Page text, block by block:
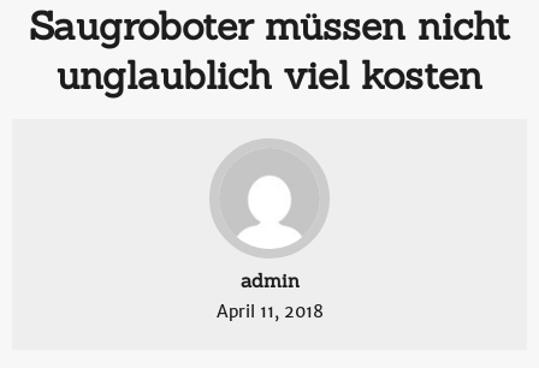
Saugroboter müssen nicht
unglaublich viel kosten
admin
April 11, 2018